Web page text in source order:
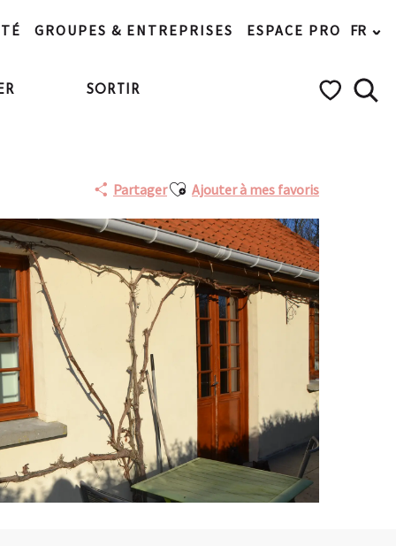
GROUPES & ENTREPRISES ESPACE PRO FR
SORTIR
PartagerAjouter aux favoris
Ajouter à mes favoris